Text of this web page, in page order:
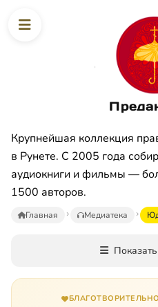
Крупнейшая коллекция
в Рунете. С 2005 года
аудиокниги и фильмы —
1500 авторов.
Главная Медиатека